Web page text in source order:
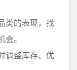
类的表现，找
。
调整库存、优